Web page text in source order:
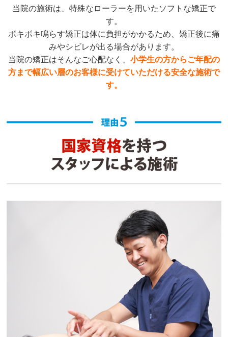
当院の施術は、特殊なローラーを用いたソフトな矯正で
す。
ボキボキ鳴らす矯正は体に負担がかかるため、矯正後に痛
みやシビレが出る場合があります。
当院の矯正はそんなご心配なく、 小学生の方からご年配の
方まで幅広い層のお客様に受けていただける安全な施術で
す。